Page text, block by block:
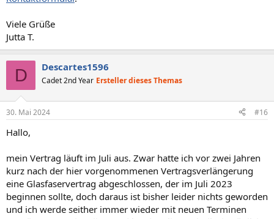
Viele Grüße
Jutta T.
D Descartes1596
Cadet 2nd Year Ersteller dieses Themas
30. Mai 2024 #16
Hallo,
mein Vertrag läuft im Juli aus. Zwar hatte ich vor zwei Jahren
kurz nach der hier vorgenommenen Vertragsverlängerung
eine Glasfaservertrag abgeschlossen, der im Juli 2023
beginnen sollte, doch daraus ist bisher leider nichts geworden
und ich werde seither immer wieder mit neuen Terminen